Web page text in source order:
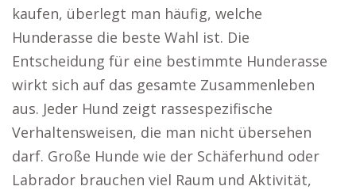
kaufen, überlegt man häufig, welche
Hunderasse die beste Wahl ist. Die
Entscheidung für eine bestimmte Hunderasse
wirkt sich auf das gesamte Zusammenleben
aus. Jeder Hund zeigt rassespezifische
Verhaltensweisen, die man nicht übersehen
darf. Große Hunde wie der Schäferhund oder
Labrador brauchen viel Raum und Aktivität,